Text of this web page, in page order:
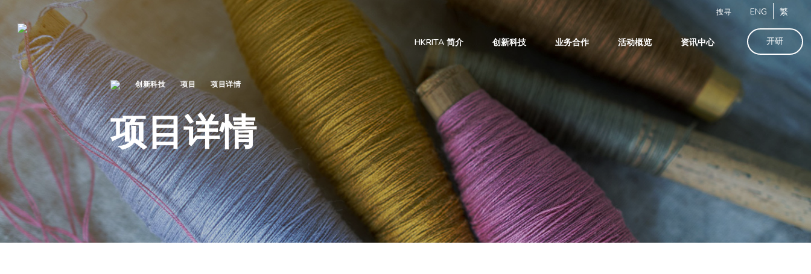
搜寻 ENG 繁
HKRITA 简介 创新科技 业务合作 活动概览 资讯中心 开研
创新科技 项目 项目详情
项目详情